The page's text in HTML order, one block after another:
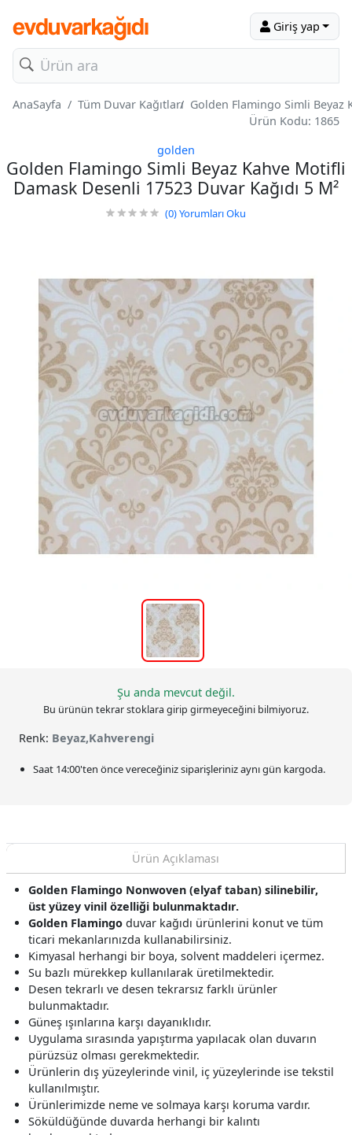
Giriş yap
AnaSayfa Tüm Duvar Kağıtları Golden Flamingo Simli Beyaz
Ürün Kodu: 1865
golden
Golden Flamingo Simli Beyaz Kahve Motifli
Damask Desenli 17523 Duvar Kağıdı 5 M²
(0)Yorumları Oku
Şu anda mevcut değil.
Bu ürünün tekrar stoklara girip girmeyeceğini bilmiyoruz.
Renk: Beyaz,Kahverengi
Saat 14:00'ten önce vereceğiniz siparişlerinizaynı gün kargoda.
Ürün Açıklaması
Golden Flamingo Nonwoven (elyaf taban) silinebilir,
üst yüzey vinil özelliği bulunmaktadır.
Golden Flamingo duvar kağıdı ürünlerini konut ve tüm
ticari mekanlarınızda kullanabilirsiniz.
Kimyasal herhangi bir boya, solvent maddeleri içermez.
Su bazlı mürekkep kullanılarak üretilmektedir.
Desen tekrarlı ve desen tekrarsız farklı ürünler
bulunmaktadır.
Güneş ışınlarına karşı dayanıklıdır.
Uygulama sırasında yapıştırma yapılacak olan duvarın
pürüzsüz olması gerekmektedir.
Ürünlerin dış yüzeylerinde vinil, iç yüzeylerinde ise tekstil
kullanılmıştır.
Ürünlerimizde neme ve solmaya karşı koruma vardır.
Söküldüğünde duvarda herhangi bir kalıntı